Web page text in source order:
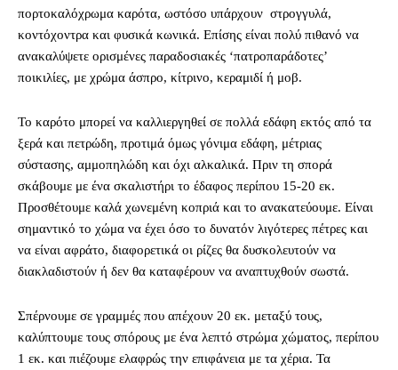
πορτοκαλόχρωμα καρότα, ωστόσο υπάρχουν στρογγυλά,
κοντόχοντρα και φυσικά κωνικά. Επίσης είναι πολύ πιθανό να
ανακαλύψετε ορισμένες παραδοσιακές ‘πατροπαράδοτες’
ποικιλίες, με χρώμα άσπρο, κίτρινο, κεραμιδί ή μοβ.
Το καρότο μπορεί να καλλιεργηθεί σε πολλά εδάφη εκτός από τα
ξερά και πετρώδη, προτιμά όμως γόνιμα εδάφη, μέτριας
σύστασης, αμμοπηλώδη και όχι αλκαλικά. Πριν τη σπορά
σκάβουμε με ένα σκαλιστήρι το έδαφος περίπου 15-20 εκ.
Προσθέτουμε καλά χωνεμένη κοπριά και το ανακατεύουμε. Είναι
σημαντικό το χώμα να έχει όσο το δυνατόν λιγότερες πέτρες και
να είναι αφράτο, διαφορετικά οι ρίζες θα δυσκολευτούν να
διακλαδιστούν ή δεν θα καταφέρουν να αναπτυχθούν σωστά.
Σπέρνουμε σε γραμμές που απέχουν 20 εκ. μεταξύ τους,
καλύπτουμε τους σπόρους με ένα λεπτό στρώμα χώματος, περίπου
1 εκ. και πιέζουμε ελαφρώς την επιφάνεια με τα χέρια. Τα